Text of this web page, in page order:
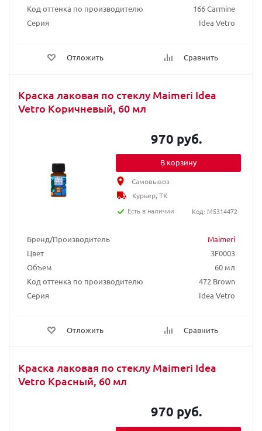
Код оттенка по производителю
166 Carmine
Серия
Idea Vetro
Отложить Сравнить
Краска лаковая по стеклу Maimeri Idea
Vetro Коричневый, 60 мл
Бренд/Производитель
Maimeri
Цвет
3F0003
Объем
60 мл
Код оттенка по производителю
472 Brown
Серия
Idea Vetro
Отложить Сравнить
970 руб.
В корзину
Самовывоз
Курьер, ТК
Есть в наличии
Код: M5314472
Краска лаковая по стеклу Maimeri Idea
Vetro Красный, 60 мл
970 руб.